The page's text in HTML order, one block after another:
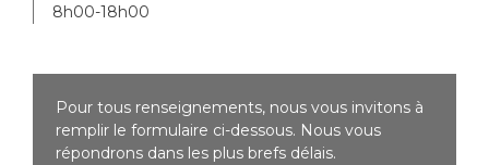
8h00-18h00
Pour tous renseignements, nous vous invitons à
remplir le formulaire ci-dessous. Nous vous
répondrons dans les plus brefs délais.